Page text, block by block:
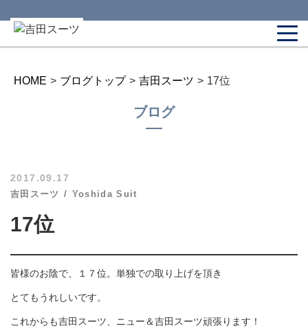
HOME > ブログトップ > 吉田スーツ > 17位
ブログ
2017.09.17
吉田スーツ Yoshida Suit
17位
皆様のお陰で、１７位。単独での取り上げを頂き
とてもうれしいです。
これからも吉田スーツ、ニュー＆吉田スーツ頑張ります！